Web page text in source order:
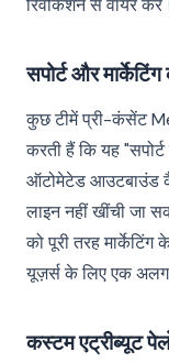
रिवोकेशन से वायर करें।
सपोर्ट और
कुछ टीमें प्री-कंसेंट
करती हैं कि यह
ऑटोमेटेड आउटबाउंड
लाइन नहीं खींची जा
को पूरी तरह
यूज़र्स के लिए एक
कस्टम एट्रीब्यूट